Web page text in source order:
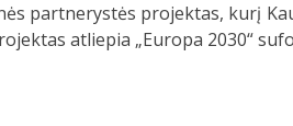
partnerystės projektas, kurį
atliepia „Europa 2030“